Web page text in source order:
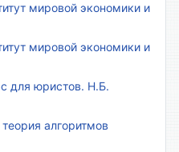
мировой экономики и
мировой экономики и
для юристов. Н.Б.
алгоритмов